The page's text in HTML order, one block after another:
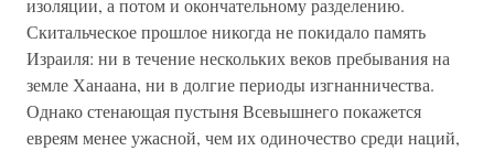
изоляции, а потом и окончательному разделению.
Скитальческое прошлое никогда не покидало память
Израиля: ни в течение нескольких веков пребывания на
земле Ханаана, ни в долгие периоды изгнанничества.
Однако стенающая пустыня Всевышнего покажется
евреям менее ужасной, чем их одиночество среди наций,